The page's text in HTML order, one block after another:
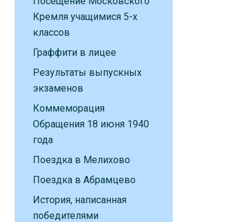
Кремля учащимися 5-х
классов
Граффити в лицее
Результаты выпускных
экзаменов
Коммеморация
Обращения 18 июня 1940
года
Поездка в Мелихово
Поездка в Абрамцево
История, написанная
победителями